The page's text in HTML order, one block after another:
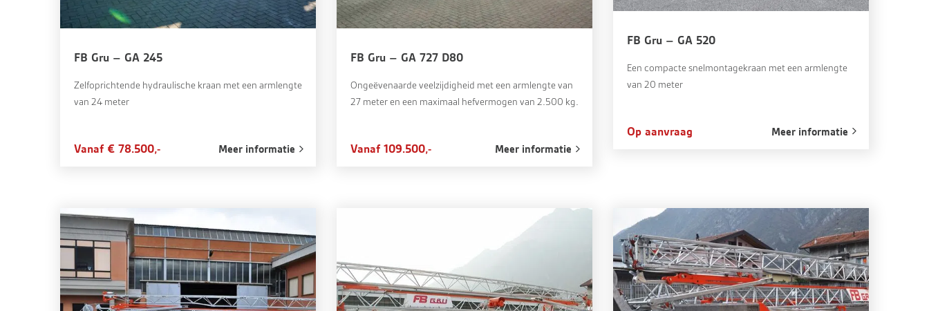
FB Gru – GA 245
Zelfoprichtende hydraulische kraan met een armlengte
van 24 meter
Vanaf € 78.500,- Meer informatie
FB Gru – GA 727 D80
Ongeëvenaarde veelzijdigheid met een armlengte van
27 meter en een maximaal hefvermogen van 2.500 kg.
Vanaf 109.500,- Meer informatie
FB Gru – GA 520
Een compacte snelmontagekraan met een armlengte
van 20 meter
Op aanvraag Meer informatie